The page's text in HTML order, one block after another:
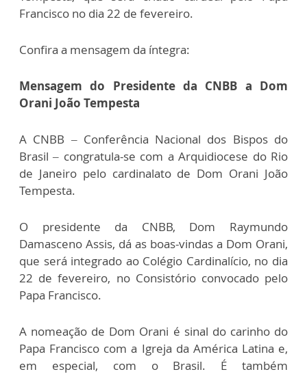
Francisco no dia 22 de fevereiro.
Confira a mensagem da íntegra:
Mensagem do Presidente da CNBB a Dom
Orani João Tempesta
A CNBB – Conferência Nacional dos Bispos do
Brasil – congratula-se com a Arquidiocese do Rio
de Janeiro pelo cardinalato de Dom Orani João
Tempesta.
O presidente da CNBB, Dom Raymundo
Damasceno Assis, dá as boas-vindas a Dom Orani,
que será integrado ao Colégio Cardinalício, no dia
22 de fevereiro, no Consistório convocado pelo
Papa Francisco.
A nomeação de Dom Orani é sinal do carinho do
Papa Francisco com a Igreja da América Latina e,
em especial, com o Brasil. É também